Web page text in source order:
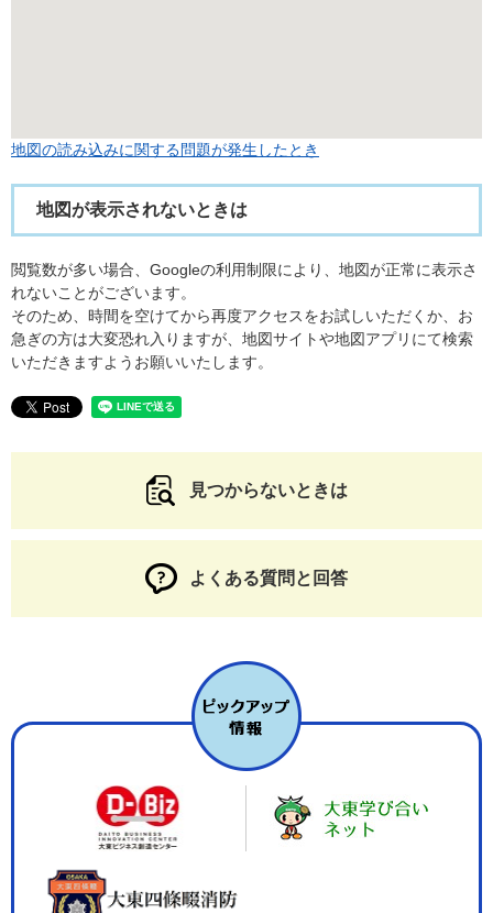
地図の読み込みに関する問題が発生したとき
地図が表示されないときは
閲覧数が多い場合、Googleの利用制限により、地図が正常に表示さ
れないことがございます。
そのため、時間を空けてから再度アクセスをお試しいただくか、お
急ぎの方は大変恐れ入りますが、地図サイトや地図アプリにて検索
いただきますようお願いいたします。
見つからないときは
よくある質問と回答